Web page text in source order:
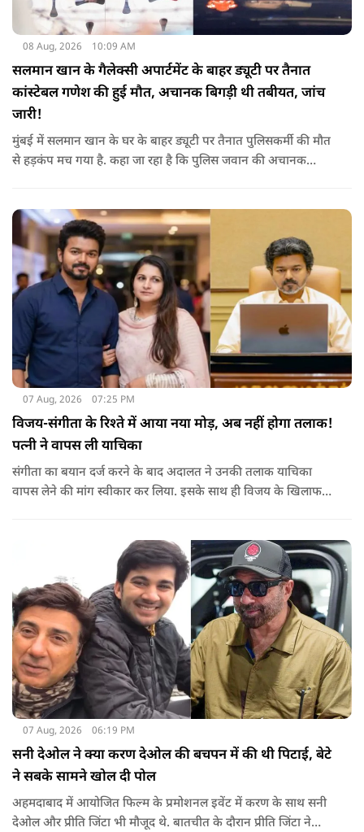
08 Aug, 2026 10:09 AM
सलमान खान के गैलेक्सी अपार्टमेंट के बाहर ड्यूटी पर तैनात
कांस्टेबल गणेश की हुई मौत, अचानक बिगड़ी थी तबीयत, जांच
जारी!
मुंबई में सलमान खान के घर के बाहर ड्यूटी पर तैनात पुलिसकर्मी की मौत
से हड़कंप मच गया है. कहा जा रहा है कि पुलिस जवान की अचानक
चल सकेगा.
07 Aug, 2026 07:25 PM
विजय-संगीता के रिश्ते में आया नया मोड़, अब नहीं होगा तलाक!
पत्नी ने वापस ली याचिका
संगीता का बयान दर्ज करने के बाद अदालत ने उनकी तलाक याचिका
वापस लेने की मांग स्वीकार कर लिया. इसके साथ ही विजय के खिलाफ
07 Aug, 2026 06:19 PM
सनी देओल ने क्या करण देओल की बचपन में की थी पिटाई, बेटे
ने सबके सामने खोल दी पोल
अहमदाबाद में आयोजित फिल्म के प्रमोशनल इवेंट में करण के साथ सनी
देओल और प्रीति जिंटा भी मौजूद थे. बातचीत के दौरान प्रीति जिंटा ने